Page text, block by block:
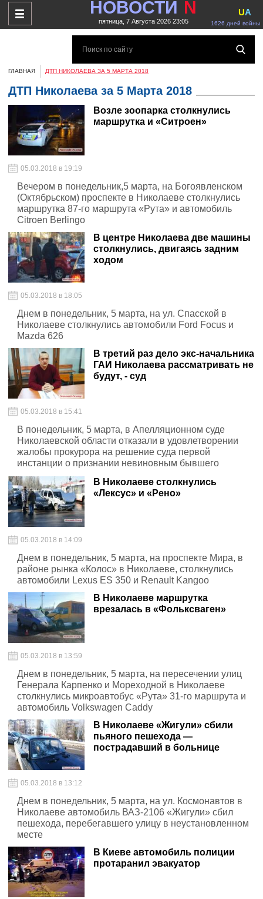
НОВОСТИ N
пятница, 7 Августа 2026 23:05 1626 дней войны
UA
ГЛАВНАЯ ДТП НИКОЛАЕВА ЗА 5 МАРТА 2018
ДТП Николаева за 5 Марта 2018
Возле зоопарка столкнулись
маршрутка и «Ситроен»
05.03.2018 в 19:19
Вечером в понедельник,5 марта, на Богоявленском
(Октябрьском) проспекте в Николаеве столкнулись
маршрутка 87-го маршрута «Рута» и автомобиль
Citroen Berlingo
В центре Николаева две машины
столкнулись, двигаясь задним
ходом
05.03.2018 в 18:05
Днем в понедельник, 5 марта, на ул. Спасской в
Николаеве столкнулись автомобили Ford Focus и
Mazda 626
В третий раз дело экс-начальника
ГАИ Николаева рассматривать не
будут, - суд
05.03.2018 в 15:41
В понедельник, 5 марта, в Апелляционном суде
Николаевской области отказали в удовлетворении
жалобы прокурора на решение суда первой
инстанции о признании невиновным бывшего
начальника ГАИ города Николаева Вячеслава
Романова
В Николаеве столкнулись
«Лексус» и «Рено»
05.03.2018 в 14:09
Днем в понедельник, 5 марта, на проспекте Мира, в
районе рынка «Колос» в Николаеве, столкнулись
автомобили Lexus ES 350 и Renault Kangoo
В Николаеве маршрутка
врезалась в «Фольксваген»
05.03.2018 в 13:59
Днем в понедельник, 5 марта, на пересечении улиц
Генерала Карпенко и Мореходной в Николаеве
столкнулись микроавтобус «Рута» 31-го маршрута и
автомобиль Volkswagen Caddy
В Николаеве «Жигули» сбили
пьяного пешехода —
пострадавший в больнице
05.03.2018 в 13:12
Днем в понедельник, 5 марта, на ул. Космонавтов в
Николаеве автомобиль ВАЗ-2106 «Жигули» сбил
пешехода, перебегавшего улицу в неустановленном
месте
В Киеве автомобиль полиции
протаранил эвакуатор